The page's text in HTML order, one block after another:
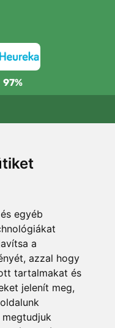
egyéb
a
azzal hogy
tartalmakat és
jelenít meg,
97%
felett: 80 EUR
visszaküldheti vagy
fát! Bővebben